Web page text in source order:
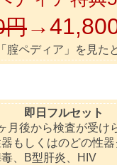
円
腟ペディア」を見た
即日フルセット
月後から検査が受け
もしくはのどの性器
、B型肝炎、HIV